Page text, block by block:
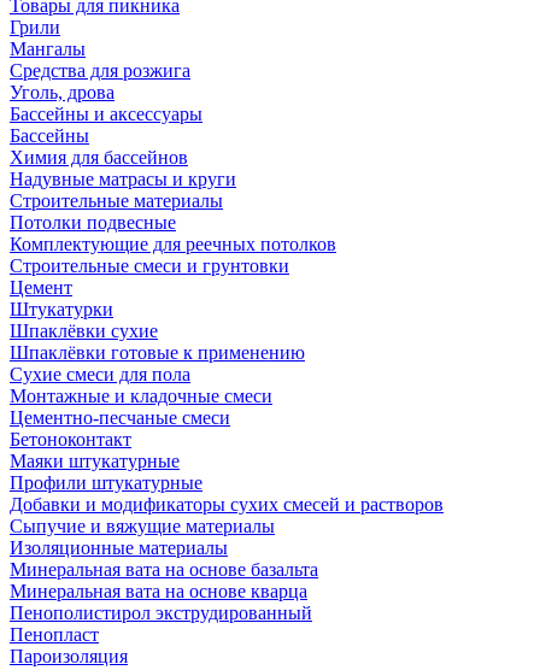
Товары для пикника
Грили
Мангалы
Средства для розжига
Уголь, дрова
Бассейны и аксессуары
Бассейны
Химия для бассейнов
Надувные матрасы и круги
Строительные материалы
Потолки подвесные
Комплектующие для реечных потолков
Строительные смеси и грунтовки
Цемент
Штукатурки
Шпаклёвки сухие
Шпаклёвки готовые к применению
Сухие смеси для пола
Монтажные и кладочные смеси
Цементно-песчаные смеси
Бетоноконтакт
Маяки штукатурные
Профили штукатурные
Добавки и модификаторы сухих смесей и растворов
Сыпучие и вяжущие материалы
Изоляционные материалы
Минеральная вата на основе базальта
Минеральная вата на основе кварца
Пенополистирол экструдированный
Пенопласт
Пароизоляция